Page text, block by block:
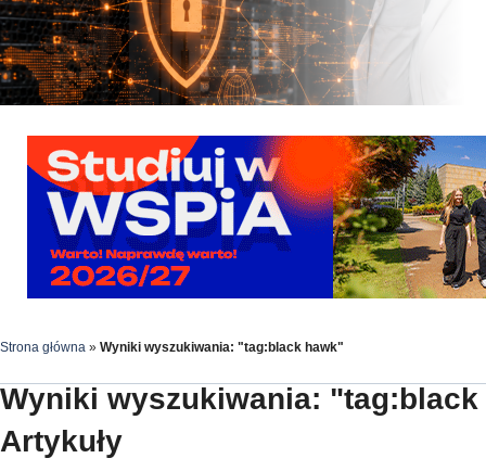
Strona główna » Wyniki wyszukiwania: "tag:black hawk"
Wyniki wyszukiwania:
Artykuły